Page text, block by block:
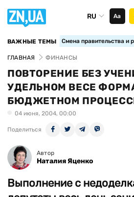
RU Аа
ВАЖНЫЕ ТЕМЫ Смена правительства и
ГЛАВНАЯ ФИНАНСЫ
ПОВТОРЕНИЕ БЕЗ
УДЕЛЬНОМ ВЕСЕ
БЮДЖЕТНОМ
04 июня, 2004, 00:00
Поделиться
Автор
Наталия Яценко
Выполнение с